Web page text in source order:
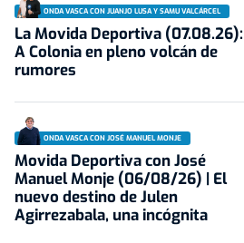
ONDA VASCA CON JUANJO LUSA Y SAMU VALCÁRCEL
La Movida Deportiva (07.08.26):
A Colonia en pleno volcán de
rumores
ONDA VASCA CON JOSÉ MANUEL MONJE
Movida Deportiva con José
Manuel Monje (06/08/26) | El
nuevo destino de Julen
Agirrezabala, una incógnita